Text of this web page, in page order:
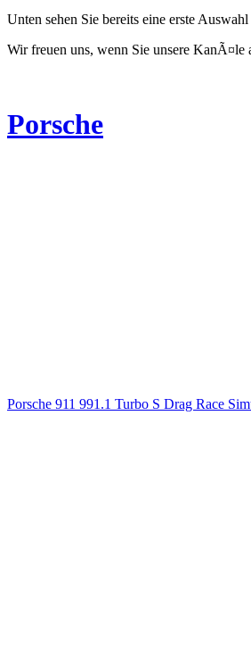
Unten sehen Sie bereits eine erste
Wir freuen uns, wenn Sie unsere
Porsche
Porsche 911 991.1 Turbo S Drag Race